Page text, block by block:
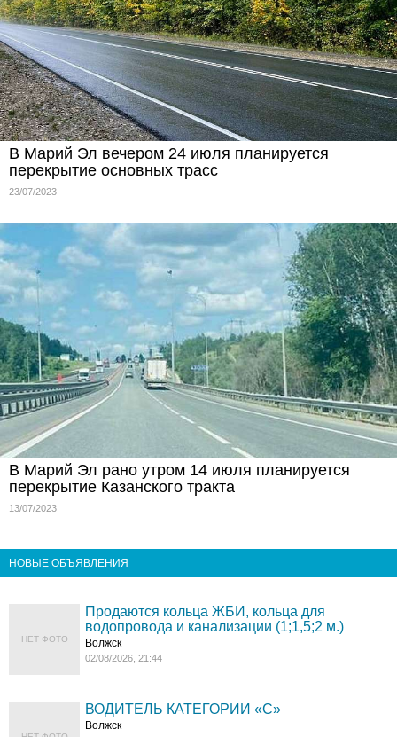
В Марий Эл вечером 24 июля планируется
перекрытие основных трасс
23/07/2023
В Марий Эл рано утром 14 июля планируется
перекрытие Казанского тракта
13/07/2023
НОВЫЕ ОБЪЯВЛЕНИЯ
НЕТ ФОТО
Продаются кольца ЖБИ, кольца для
водопровода и канализации (1;1,5;2 м.)
Волжск
02/08/2026, 21:44
ВОДИТЕЛЬ КАТЕГОРИИ «C»
Волжск